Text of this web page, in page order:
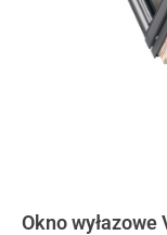
Okno wyłazowe